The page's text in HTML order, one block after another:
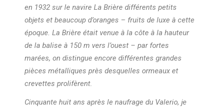
en 1932 sur le navire La Brière différents petits
objets et beaucoup d’oranges – fruits de luxe à cette
époque. La Brière était venue à la côte à la hauteur
de la balise à 150 m vers l’ouest – par fortes
marées, on distingue encore différentes grandes
pièces métalliques près desquelles ormeaux et
crevettes prolifèrent.
Cinquante huit ans après le naufrage du Valerio, je